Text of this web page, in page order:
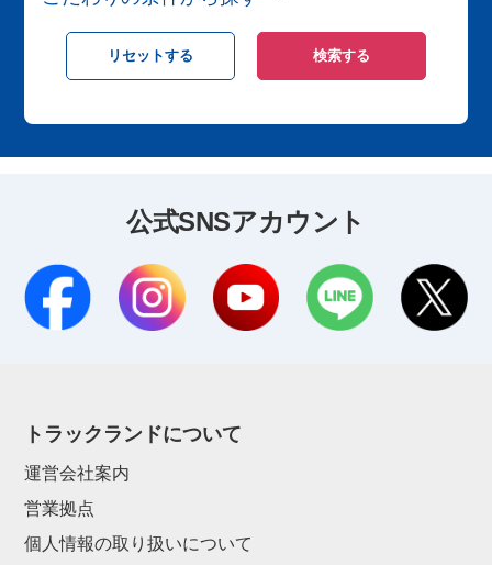
公式SNSアカウント
トラックランドについて
運営会社案内
営業拠点
個人情報の取り扱いについて